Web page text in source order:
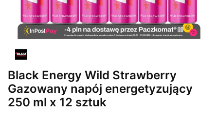
Black Energy Wild Strawberry
Gazowany napój energetyzujący
250 ml x 12 sztuk